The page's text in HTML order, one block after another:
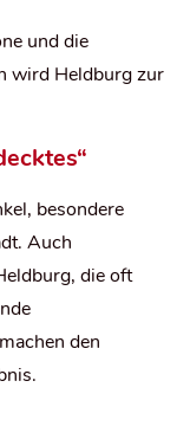
und die
wird Heldburg zur
besondere
Auch
die oft
den